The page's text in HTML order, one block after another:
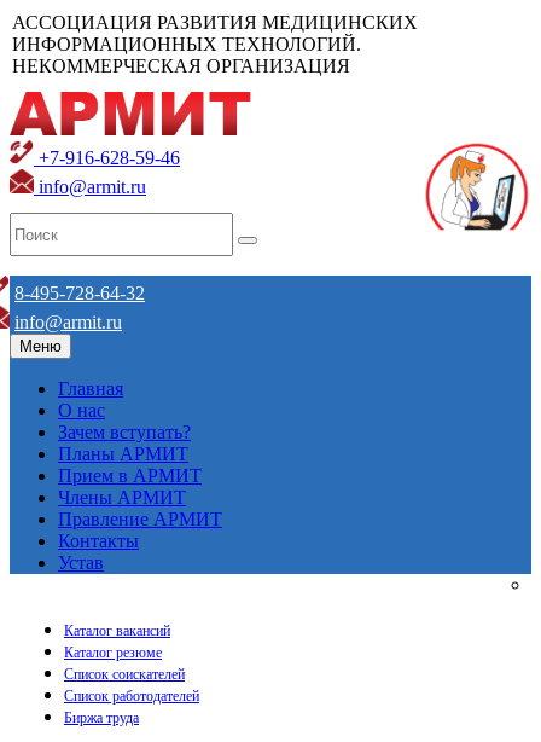
АССОЦИАЦИЯ РАЗВИТИЯ МЕДИЦИНСКИХ
ИНФОРМАЦИОННЫХ ТЕХНОЛОГИЙ.
НЕКОММЕРЧЕСКАЯ ОРГАНИЗАЦИЯ
+7-916-628-59-46
info@armit.ru
8-495-728-64-32
info@armit.ru
Меню
Главная
О нас
Зачем вступать?
Планы АРМИТ
Прием в АРМИТ
Члены АРМИТ
Правление АРМИТ
Контакты
Устав
Каталог вакансий
Каталог резюме
Список соискателей
Список работодателей
Биржа труда